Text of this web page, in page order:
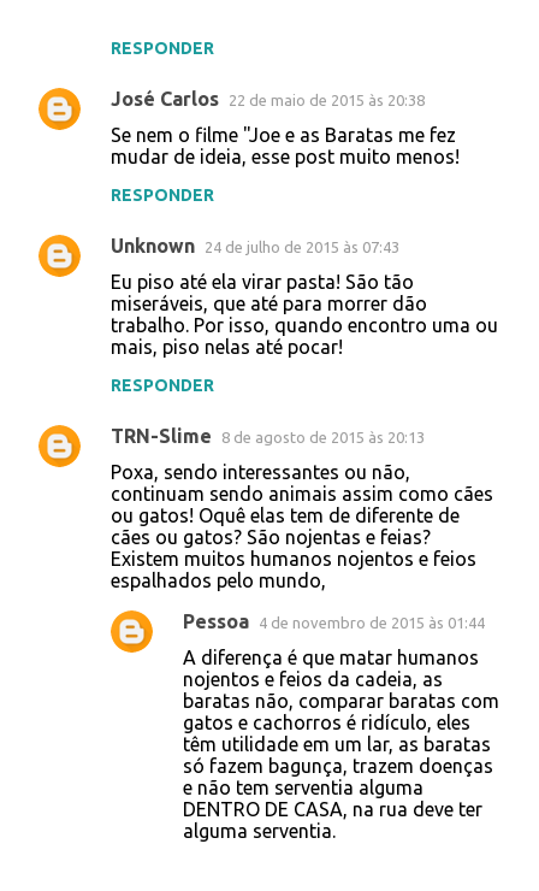
RESPONDER
José Carlos 22 de maio de 2015 às 20:38
Se nem o filme "Joe e as Baratas me fez
mudar de ideia, esse post muito menos!
RESPONDER
Unknown 24 de julho de 2015 às 07:43
Eu piso até ela virar pasta! São tão
miseráveis, que até para morrer dão
trabalho. Por isso, quando encontro uma ou
mais, piso nelas até pocar!
RESPONDER
TRN-Slime 8 de agosto de 2015 às 20:13
Poxa, sendo interessantes ou não,
continuam sendo animais assim como cães
ou gatos! Oquê elas tem de diferente de
cães ou gatos? São nojentas e feias?
Existem muitos humanos nojentos e feios
espalhados pelo mundo,
Pessoa
4 de novembro de 2015 às 01:44
A diferença é que matar humanos
nojentos e feios da cadeia, as
baratas não, comparar baratas com
gatos e cachorros é ridículo, eles
têm utilidade em um lar, as baratas
só fazem bagunça, trazem doenças
e não tem serventia alguma
DENTRO DE CASA, na rua deve ter
alguma serventia.